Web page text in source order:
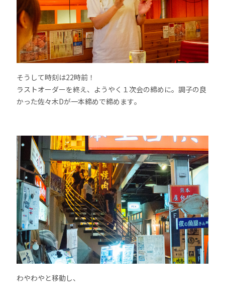
そうして時刻は22時前！
ラストオーダーを終え、ようやく１次会の締めに。調子の良
かった佐々木Dが一本締めで締めます。
わやわやと移動し、